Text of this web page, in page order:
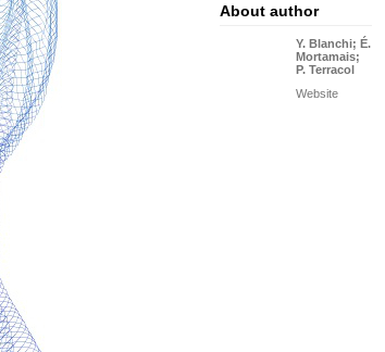
About author
Y. Blanchi; É.
Mortamais;
P. Terracol
Website